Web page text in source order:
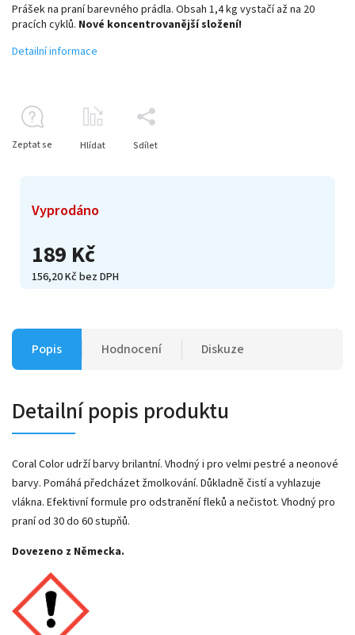
189 Kč
156,20 Kč bez DPH
Vyprodáno
Prášek na praní barevného prádla. Obsah 1,4 kg vystačí až na 20
pracích cyklů. Nové koncentrovanější složení!
Detailní informace
Zeptat se Hlídat Sdílet
Popis Hodnocení Diskuze
Detailní popis produktu
Coral Color udrží barvy brilantní. Vhodný i pro velmi pestré a neonové
barvy. Pomáhá předcházet žmolkování. Důkladně čistí a vyhlazuje
vlákna. Efektivní formule pro odstranění fleků a nečistot. Vhodný pro
praní od 30 do 60 stupňů.
Dovezeno z Německa.